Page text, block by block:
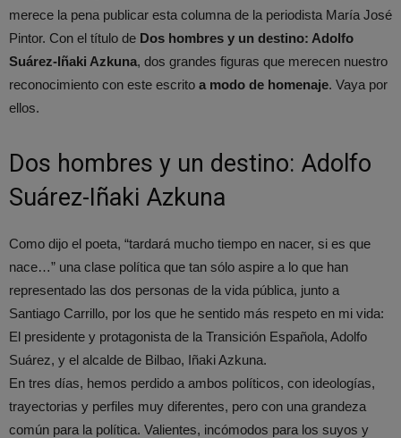
merece la pena publicar esta columna de la periodista María José
Pintor. Con el título de Dos hombres y un destino: Adolfo
Suárez-Iñaki Azkuna, dos grandes figuras que merecen nuestro
reconocimiento con este escrito a modo de homenaje. Vaya por
ellos.
Dos hombres y un destino: Adolfo
Suárez-Iñaki Azkuna
Como dijo el poeta, “tardará mucho tiempo en nacer, si es que
nace…” una clase política que tan sólo aspire a lo que han
representado las dos personas de la vida pública, junto a
Santiago Carrillo, por los que he sentido más respeto en mi vida:
El presidente y protagonista de la Transición Española, Adolfo
Suárez, y el alcalde de Bilbao, Iñaki Azkuna.
En tres días, hemos perdido a ambos políticos, con ideologías,
trayectorias y perfiles muy diferentes, pero con una grandeza
común para la política. Valientes, incómodos para los suyos y